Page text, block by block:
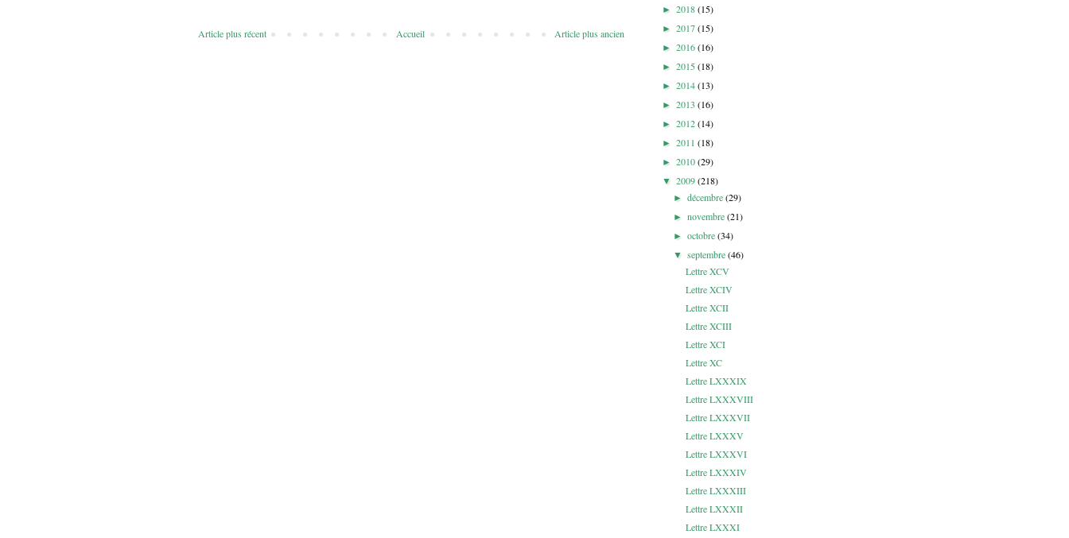
Article plus récent Article plus ancien
Accueil
► 2018(15)
► 2017(15)
► 2016(16)
► 2015(18)
► 2014(13)
► 2013 (16)
► 2012(14)
► 2011 (18)
► 2010(29)
▼ 2009(218)
►décembre(29)
►novembre(21)
►octobre(34)
▼septembre(46)
Lettre XCV
Lettre XCIV
Lettre XCII
Lettre XCIII
Lettre XCI
Lettre XC
Lettre LXXXIX
Lettre LXXXVIII
Lettre LXXXVII
Lettre LXXXV
Lettre LXXXVI
Lettre LXXXIV
Lettre LXXXIII
Lettre LXXXII
Lettre LXXXI